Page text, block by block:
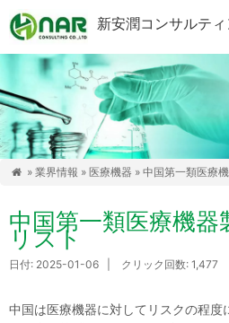
新安潤コンサルテ
 » 業界情報 » 医療機器 » 中国第一類医療
中国第一類医療機器
リスト
日付: 2025-01-06 | クリック回数: 1,477
中国は医療機器に対してリスクの程度